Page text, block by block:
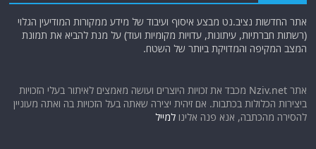
אתר החדשות נציב.נט מבצע איסוף ועיבוד של מידע ממקורות המודיעין הגלוי
(רשתות חברתיות, עיתונות, עדויות מקומיות ועוד) על מנת להביא את תמונת
המצב המקיפה והמדויקת ביותר של השטח.
אתר Nziv.net מכבד את זכויות היוצרים ועושה מאמצים לאיתור בעלי הזכויות
ביצירות הכלולות בכתבות. אם זיהית יצירה שאתה בעל הזכויות בה ואתה מעוניין
להסירה מהכתבה, אנא פנה אלינולמייל